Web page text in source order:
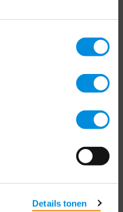
Details tonen